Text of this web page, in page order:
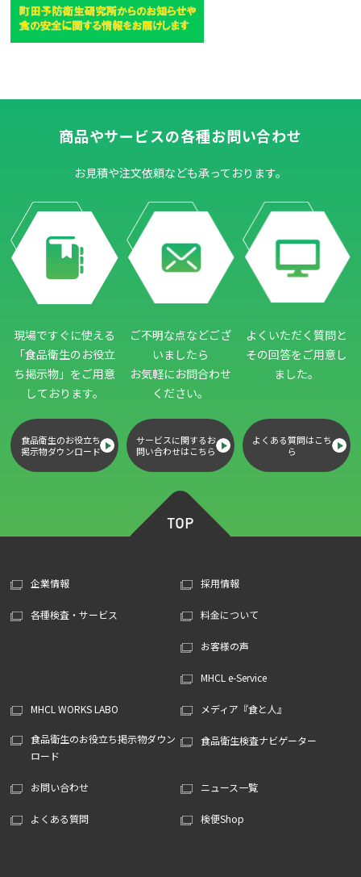
商品やサービスの各種お問い合わせ
お見積や注文依頼なども承っております。
現場ですぐに使える
「食品衛生のお役立
ち掲示物」 をご用意
しております。
食品衛生のお役立ち
掲示物ダウンロード
ご不明な点などござ
いましたら
お気軽にお問合わせ
ください。
サービスに関するお
問い合わせはこちら
よくいただく質問と
その回答をご用意し
ました。
よくある質問はこち
ら
企業情報 採用情報
各種検査・サービス 料金について
お客様の声
MHCL e-Service
MHCL WORKS LABO メディア『食と人』
食品衛生のお役立ち掲示物ダウン
ロード
食品衛生検査ナビゲーター
お問い合わせ ニュース一覧
よくある質問 検便Shop